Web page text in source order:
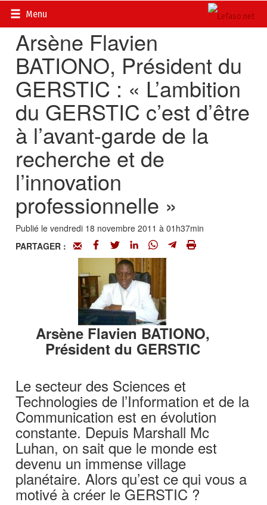
Menu
Accueil>
Arsène Flavien
BATIONO, Président du
GERSTIC : « L’ambition
du GERSTIC c’est d’être
à l’avant-garde de la
recherche et de
l’innovation
professionnelle »
Publié le vendredi 18 novembre 2011 à 01h37min
PARTAGER :
Arsène Flavien BATIONO,
Président du GERSTIC
Le secteur des Sciences et
Technologies de l’Information et de la
Communication est en évolution
constante. Depuis Marshall Mc
Luhan, on sait que le monde est
devenu un immense village
planétaire. Alors qu’est ce qui vous a
motivé à créer le GERSTIC ?